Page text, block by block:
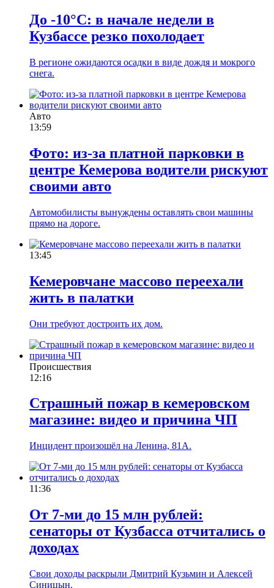
До -10°С: в начале недели в
Кузбассе резко похолодает
В регионе ожидаются осадки в виде дождя и мокрого
снега.
Авто
13:59
Фото: из-за платной парковки в
центре Кемерова водители рискуют
своими авто
Автомобилисты вынуждены оставлять свои машины
прямо на дороге.
13:45
Кемеровчане массово переехали
жить в палатки
Они требуют достроить их дом.
Происшествия
12:16
Страшный пожар в кемеровском
магазине: видео и причина ЧП
Инцидент произошёл на Ленина, 81А.
11:36
От 7-ми до 15 млн рублей:
сенаторы от Кузбасса отчитались о
доходах
Свои доходы раскрыли Дмитрий Кузьмин и Алексей
Синицын.